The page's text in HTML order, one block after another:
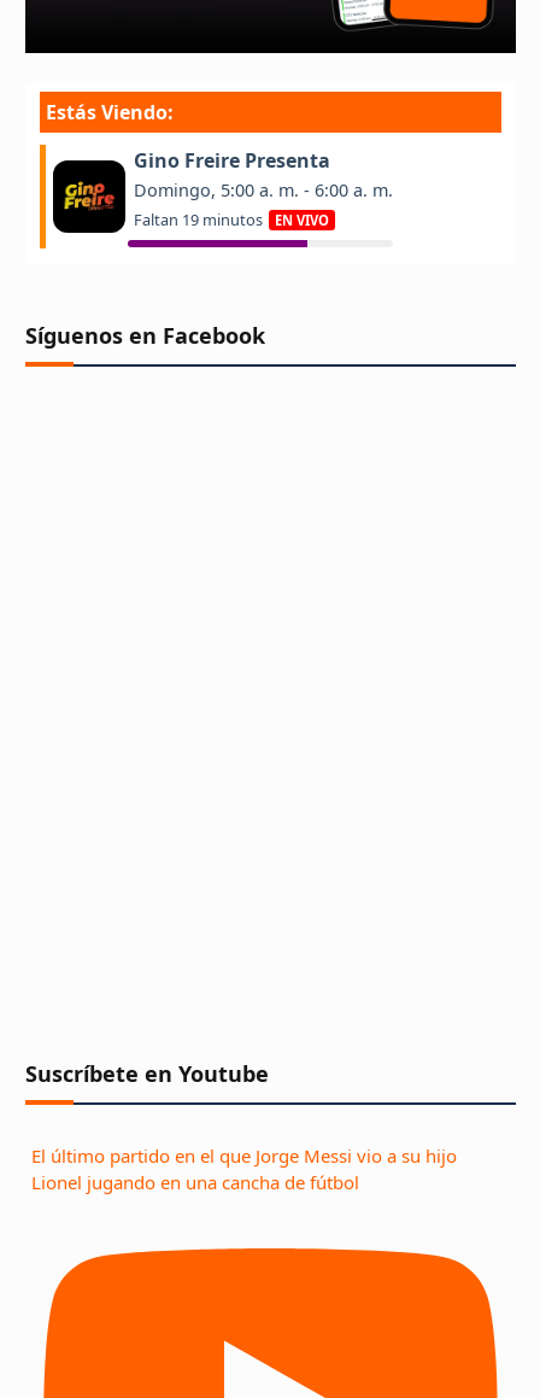
Síguenos en Facebook
Suscríbete en Youtube
El último partido en el que Jorge Messi vio a su hijo
Lionel jugando en una cancha de fútbol